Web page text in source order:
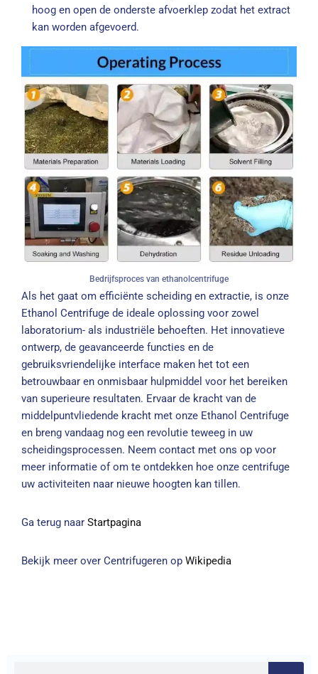
hoog en open de onderste afvoerklep zodat het extract
kan worden afgevoerd.
Bedrijfsproces van ethanolcentrifuge
Als het gaat om efficiënte scheiding en extractie, is onze
Ethanol Centrifuge de ideale oplossing voor zowel
laboratorium- als industriële behoeften. Het innovatieve
ontwerp, de geavanceerde functies en de
gebruiksvriendelijke interface maken het tot een
betrouwbaar en onmisbaar hulpmiddel voor het bereiken
van superieure resultaten. Ervaar de kracht van de
middelpuntvliedende kracht met onze Ethanol Centrifuge
en breng vandaag nog een revolutie teweeg in uw
scheidingsprocessen. Neem contact met ons op voor
meer informatie of om te ontdekken hoe onze centrifuge
uw activiteiten naar nieuwe hoogten kan tillen.
Ga terug naar Startpagina
Bekijk meer over Centrifugeren op Wikipedia